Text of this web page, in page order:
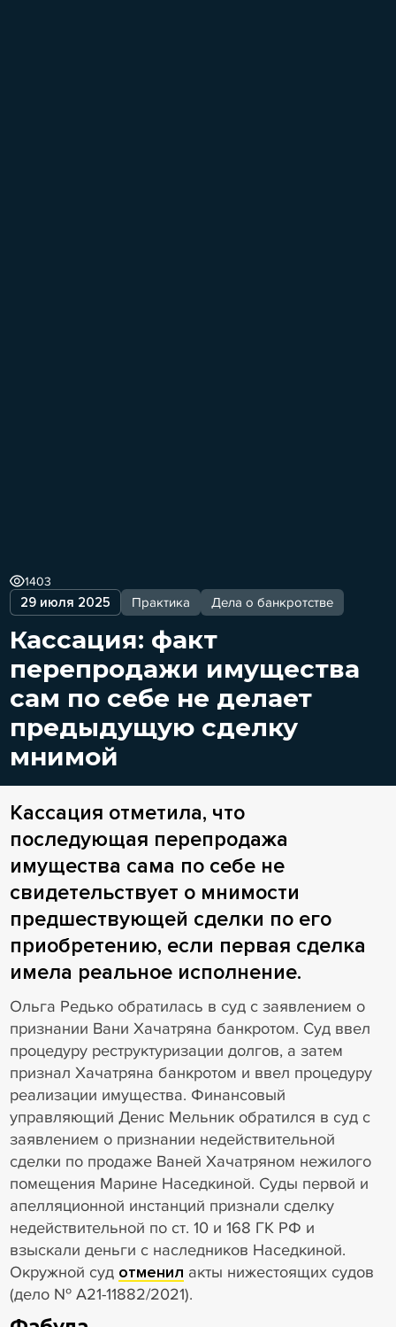
29 июля 2025 Практика Дела о банкротстве
1403
Кассация: факт
перепродажи имущества
сам по себе не делает
предыдущую сделку
мнимой
Кассация отметила, что
последующая перепродажа
имущества сама по себе не
свидетельствует о мнимости
предшествующей сделки по его
приобретению, если первая сделка
имела реальное исполнение.
Ольга Редько обратилась в суд с заявлением о
признании Вани Хачатряна банкротом. Суд ввел
процедуру реструктуризации долгов, а затем
признал Хачатряна банкротом и ввел процедуру
реализации имущества. Финансовый
управляющий Денис Мельник обратился в суд с
заявлением о признании недействительной
сделки по продаже Ваней Хачатряном нежилого
помещения Марине Наседкиной. Суды первой и
апелляционной инстанций признали сделку
недействительной по ст. 10 и 168 ГК РФ и
взыскали деньги с наследников Наседкиной.
Окружной суд отменил акты нижестоящих судов
(дело № А21-11882/2021).